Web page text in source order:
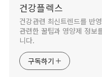
건강플렉스
건강관련 최신트렌드를 반
관련한 꿀팁과 영양제 정보
니다.
구독하기